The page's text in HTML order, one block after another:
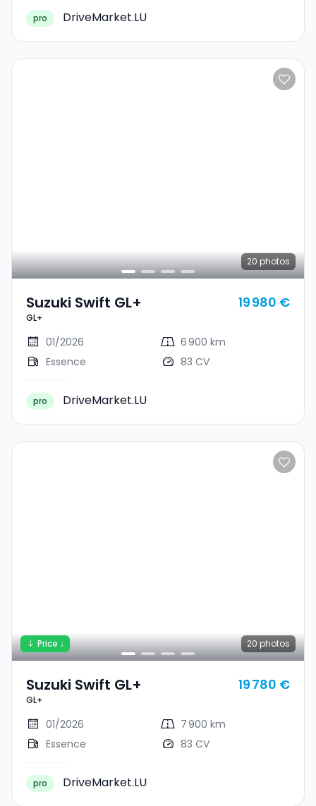
pro DriveMarket.LU
20 photos
Suzuki Swift GL+
GL+
19 980 €
01/2026
6 900 km
Essence
83 CV
pro DriveMarket.LU
20 photos
Price ↓
Suzuki Swift GL+
GL+
19 780 €
01/2026
7 900 km
Essence
83 CV
pro DriveMarket.LU